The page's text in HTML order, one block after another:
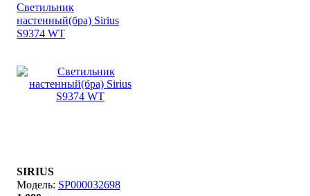
Светильник
настенный(бра) Sirius
S9374 WТ
SIRIUS
SP000032698